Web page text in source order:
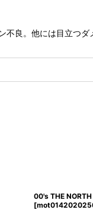
良。他には目立つダ
00's THE NORTH
[